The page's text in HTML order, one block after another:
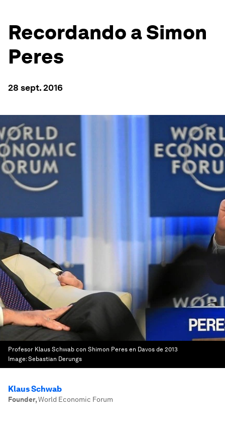
Recordando a Simon
Peres
28 sept. 2016
Profesor Klaus Schwab con Shimon Peres en Davos de 2013
Image:Sebastian Derungs
Klaus Schwab
Founder,World Economic Forum